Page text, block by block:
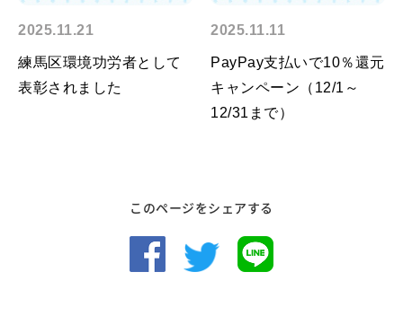
2025.11.21
練馬区環境功労者として
表彰されました
2025.11.11
PayPay支払いで10％還元
キャンペーン（12/1～
12/31まで）
このページをシェアする